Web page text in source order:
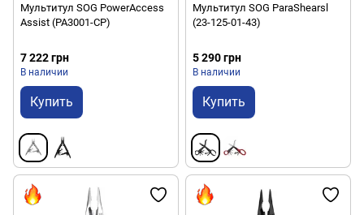
Мультитул SOG PowerAccess
Assist (PA3001-CP)
7 222 грн
В наличии
Купить
Мультитул SOG ParaShearsl
(23-125-01-43)
5 290 грн
В наличии
Купить